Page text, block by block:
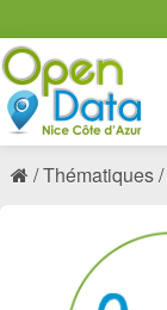
Thématiques